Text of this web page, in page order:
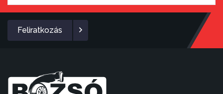
Feliratkozás